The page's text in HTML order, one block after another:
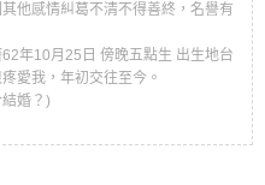
他感情糾葛不清不得善終，名譽有
年10月25日 傍晚五點生 出生地台
愛我，年初交往至今。
婚？)